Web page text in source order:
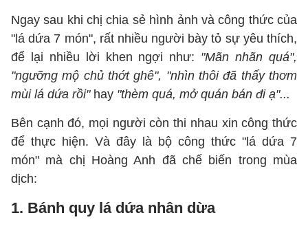
Ngay sau khi chị chia sẻ hình ảnh và công thức của
"lá dứa 7 món", rất nhiều người bày tỏ sự yêu thích,
để lại nhiều lời khen ngợi như: "Mãn nhãn quá",
"ngưỡng mộ chủ thớt ghê", "nhìn thôi đã thấy thơm
mùi lá dứa rồi"hay "thèm quá, mở quán bán đi ạ"...
Bên cạnh đó, mọi người còn thi nhau xin công thức
để thực hiện. Và đây là bộ công thức "lá dứa 7
món" mà chị Hoàng Anh đã chế biến trong mùa
dịch:
1. Bánh quy lá dứa nhân dừa